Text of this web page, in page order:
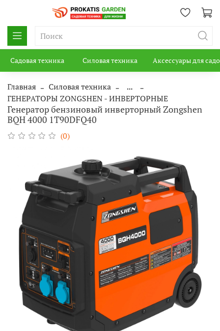
Садовая техника Силовая техника Аксессуары для
Главная Силовая техника
...
ГЕНЕРАТОРЫ ZONGSHEN - ИНВЕРТОРНЫЕ
Генератор бензиновый инверторный Zongshen
BQH 4000 1T90DFQ40
(0)